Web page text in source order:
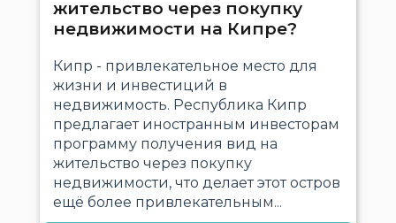
жительство через покупку
недвижимости на Кипре?
Кипр - привлекательное место для
жизни и инвестиций в
недвижимость. Республика Кипр
предлагает иностранным инвесторам
программу получения вид на
жительство через покупку
недвижимости, что делает этот остров
ещё более привлекательным...